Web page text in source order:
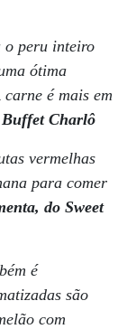
o peru inteiro
ótima
é mais em
Charlô
vermelhas
para comer
do Sweet
é
são
com